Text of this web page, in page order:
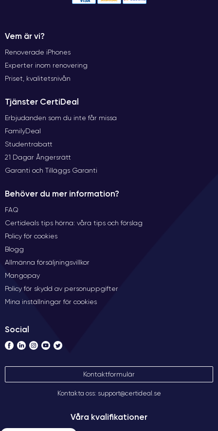
Vem är vi?
Renoverade iPhones
Experter inom renovering
Priset, kvalitetsnivån
Tjänster CertiDeal
Erbjudanden som du inte får missa
FamilyDeal
Studentrabatt
21 Dagar Ångersrätt
Garanti och Tilläggs Garanti
Behöver du mer information?
FAQ
Certideals tips hörna: våra tips och förslag
Policy för cookies
Blogg
Allmänna försäljningsvillkor
Mangopay
Policy för skydd av personuppgifter
Mina inställningar för cookies
Social
Kontaktformulär
Kontakta oss: support@certideal.se
Våra kvalifikationer